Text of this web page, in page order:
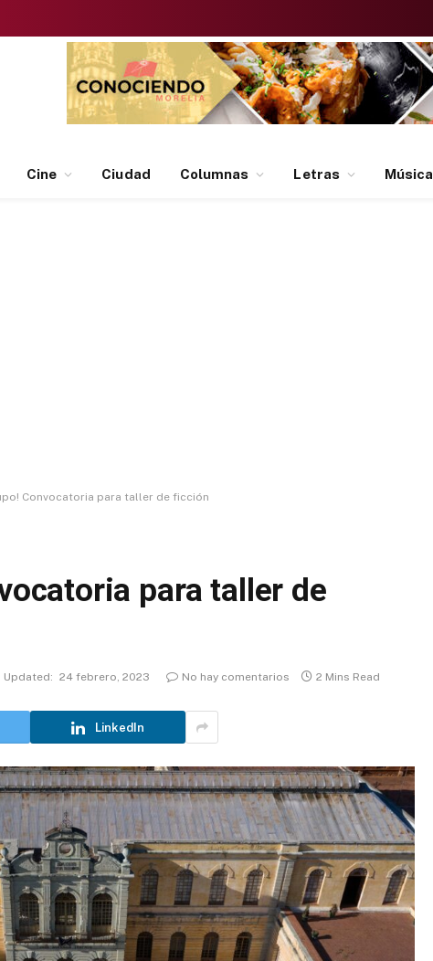
Cine Ciudad Columnas Letras Música
Convocatoria para taller de ficción
para taller de
Updated: 24 febrero, 2023 No hay comentarios 2 Mins Read
LinkedIn